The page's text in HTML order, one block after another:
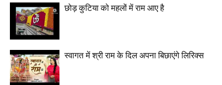
छोड़ कुटिया को महलों में राम आए है
स्वागत में श्री राम के दिल अपना बिछाएंगे लिरिक्स